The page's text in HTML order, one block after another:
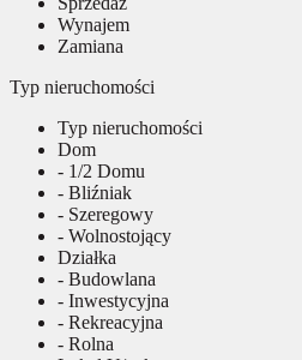
Wynajem
Zamiana
Typ nieruchomości
Typ nieruchomości
Dom
- 1/2 Domu
- Bliźniak
- Szeregowy
- Wolnostojący
Działka
- Budowlana
- Inwestycyjna
- Rekreacyjna
- Rolna